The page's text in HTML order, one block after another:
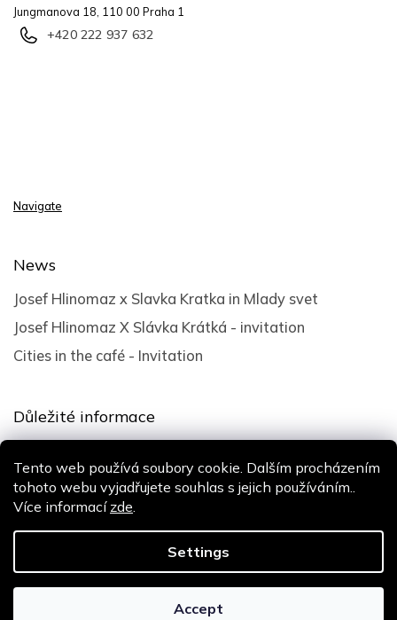
Tento web používá soubory cookie. Dalším procházením
tohoto webu vyjadřujete souhlas s jejich používáním..
Více informací zde.
Settings
Accept
Jungmanova 18, 110 00 Praha 1
+420 222 937 632
Navigate
News
Josef Hlinomaz x Slavka Kratka in Mlady svet
Josef Hlinomaz X Slávka Krátká - invitation
Cities in the café - Invitation
Důležité informace
Privacy policy
Copyright 2026Slávka Krátká. All rights reserved.
Shoptak.cz| Platforma